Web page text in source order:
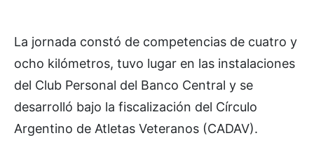
La jornada constó de competencias de cuatro y
ocho kilómetros, tuvo lugar en las instalaciones
del Club Personal del Banco Central y se
desarrolló bajo la fiscalización del Círculo
Argentino de Atletas Veteranos (CADAV).